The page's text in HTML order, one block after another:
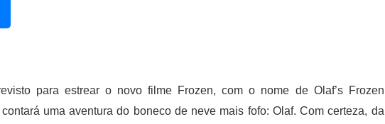
para estrear o novo filme Frozen, com o nome de Olaf’s Frozen
uma aventura do boneco de neve mais fofo: Olaf. Com certeza, da